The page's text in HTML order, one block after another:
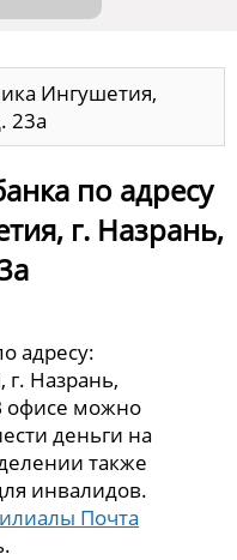
Ингушетия,
23а
по адресу
г. Назрань,
адресу:
г. Назрань,
офисе можно
деньги на
также
инвалидов.
Почта